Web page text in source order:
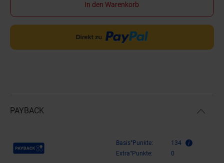
In den Warenkorb
PAYBACK
Payback Punkte Basis°Punkte:
134
Extra°Punkte:
0